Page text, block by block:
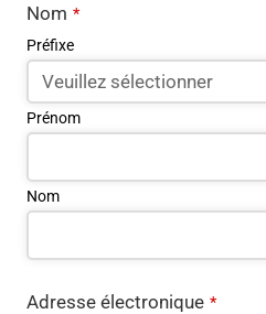
Nom *
Préfixe
Prénom
Nom
Adresse électronique *